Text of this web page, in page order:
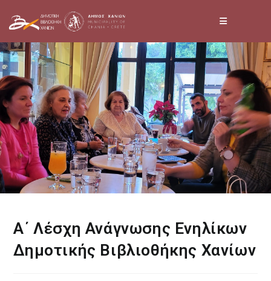
to
content
Α΄ Λέσχη Ανάγνωσης Ενηλίκων
Δημοτικής Βιβλιοθήκης Χανίων